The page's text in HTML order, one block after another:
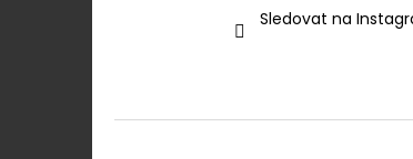
Sledovat na